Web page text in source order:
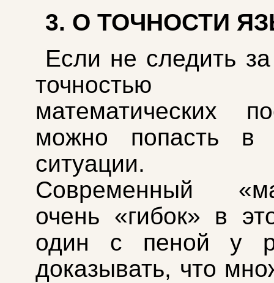
3. О ТОЧНОСТИ
Если не следить
точностью
математических
можно попасть в
ситуации.
Современный
очень «гибок» в
один с пеной у
доказывать, что